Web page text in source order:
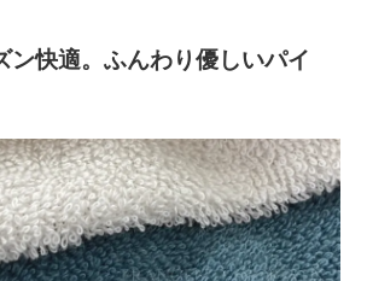
ン快適。ふんわり優しいパイ